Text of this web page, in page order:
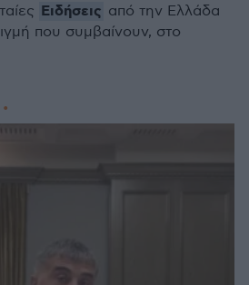
Ειδήσεις από την Ελλάδα
που συμβαίνουν, στο